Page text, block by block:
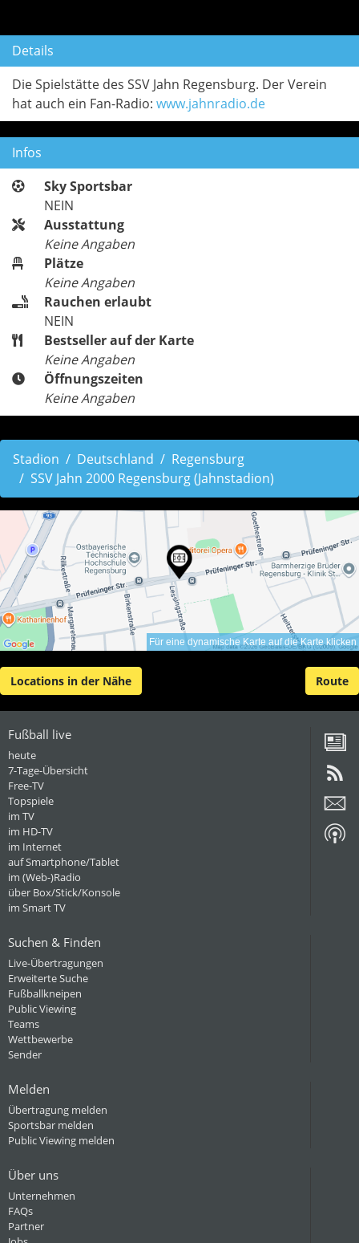
Details
Die Spielstätte des SSV Jahn Regensburg. Der Verein
hat auch ein Fan-Radio: www.jahnradio.de
Infos
Sky Sportsbar
NEIN
Ausstattung
Keine Angaben
Plätze
Keine Angaben
Rauchen erlaubt
NEIN
Bestseller auf der Karte
Keine Angaben
Öffnungszeiten
Keine Angaben
Stadion Deutschland
Regensburg
SSV Jahn 2000 Regensburg (Jahnstadion)
Für eine dynamische Karte auf die Karte klicken
Locations in der Nähe Route
Fußball live
heute
7-Tage-Übersicht
Free-TV
Topspiele
im TV
im HD-TV
im Internet
auf Smartphone/Tablet
im (Web-)Radio
über Box/Stick/Konsole
im Smart TV
Suchen & Finden
Live-Übertragungen
Erweiterte Suche
Fußballkneipen
Public Viewing
Teams
Wettbewerbe
Sender
Melden
Übertragung melden
Sportsbar melden
Public Viewing melden
Über uns
Unternehmen
FAQs
Partner